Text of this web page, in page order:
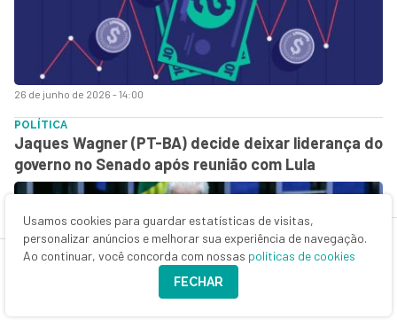
26 de junho de 2026 - 14:00
POLÍTICA
Jaques Wagner (PT-BA) decide deixar liderança do
governo no Senado após reunião com Lula
Usamos cookies para guardar estatísticas de visitas,
personalizar anúncios e melhorar sua experiência de navegação.
Ao continuar, você concorda com nossas políticas de cookies
FECHAR